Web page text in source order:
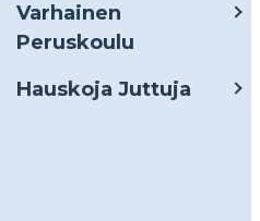
Varhainen
Peruskoulu
Hauskoja Juttuja